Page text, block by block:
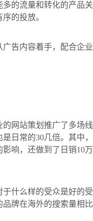
的流量和转化的产品
的投放。
告内容着手，配合企
的网站策划推广了多场
日常的30几倍。其中
响，还做到了日销10
什么样的受众是好的
牌在海外的搜索量相